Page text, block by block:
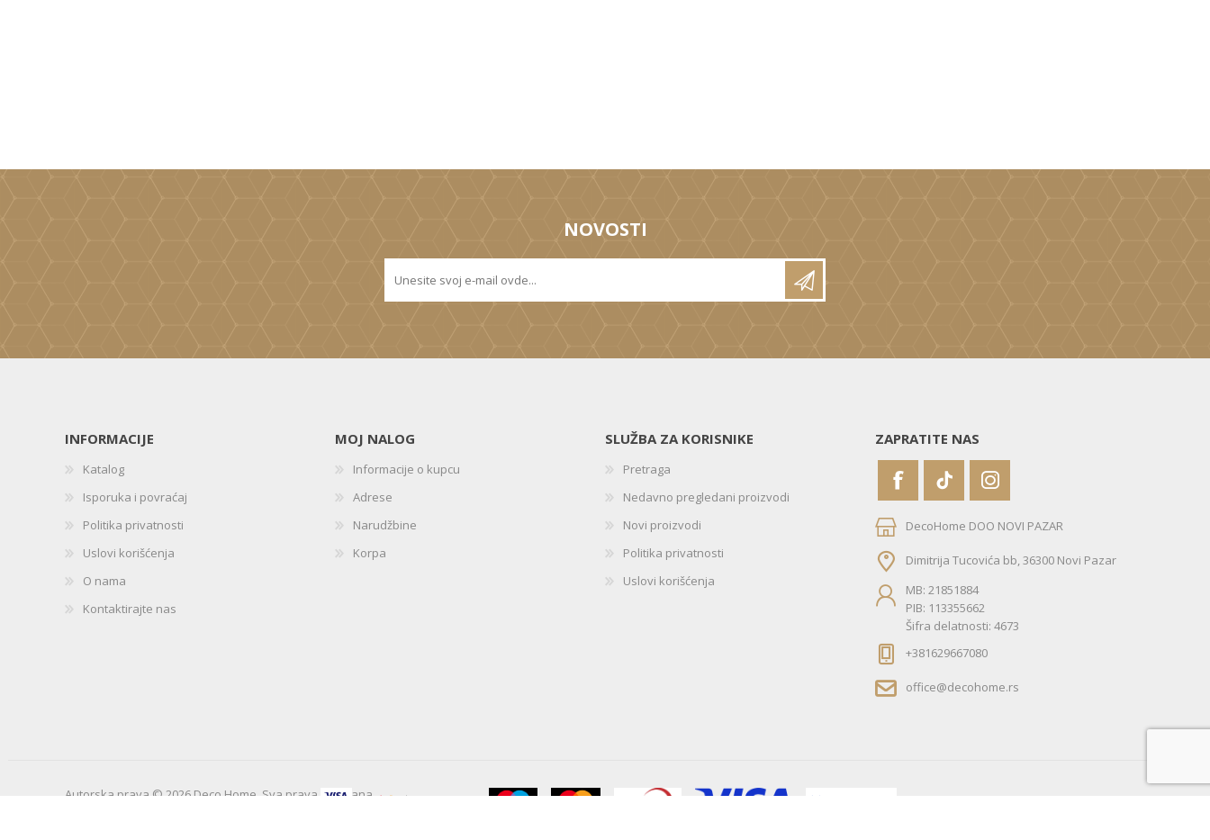
NOVOSTI
INFORMACIJE
Katalog
Isporuka i povraćaj
Politika privatnosti
Uslovi korišćenja
O nama
Kontaktirajte nas
MOJ NALOG
Informacije o kupcu
Adrese
Narudžbine
Korpa
SLUŽBA ZA KORISNIKE
Pretraga
Nedavno pregledani proizvodi
Novi proizvodi
Politika privatnosti
Uslovi korišćenja
ZAPRATITE NAS
DecoHome DOO NOVI PAZAR
Dimitrija Tucovića bb, 36300 Novi Pazar
MB: 21851884
PIB: 113355662
Šifra delatnosti: 4673
+381629667080
office@decohome.rs
Autorska prava © 2026 Deco Home. Sva prava zadržana.